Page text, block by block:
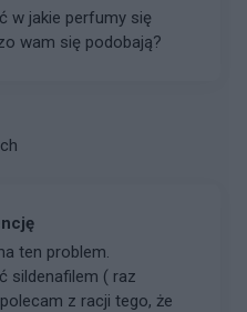
w jakie perfumy się
wam się podobają?
ten problem.
sildenafilem ( raz
z racji tego, że